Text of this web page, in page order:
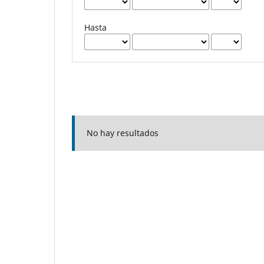
Hasta
No hay resultados